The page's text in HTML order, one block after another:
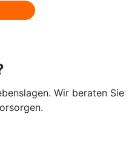
Wir beraten Sie